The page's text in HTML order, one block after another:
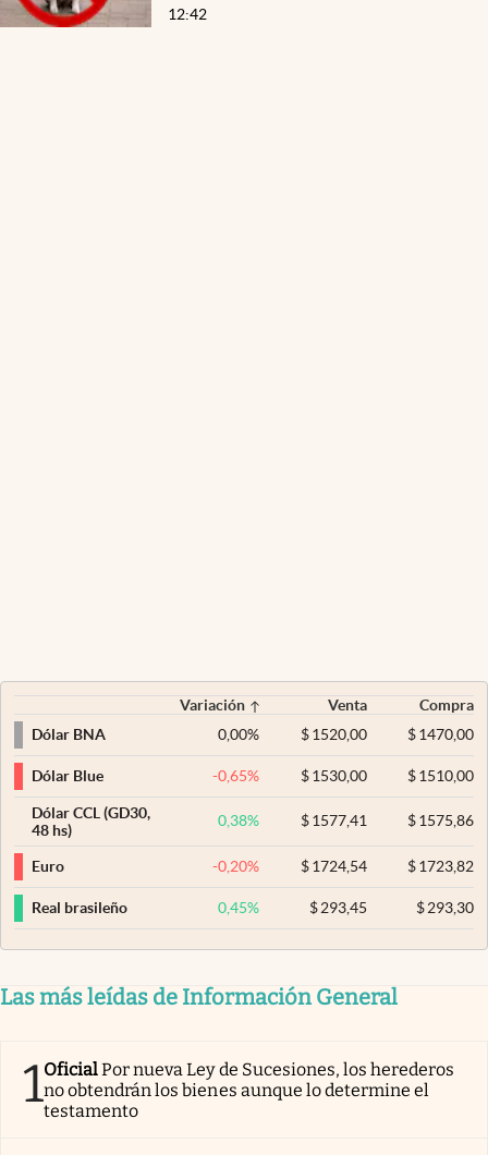
12:42
Variación Venta
Compra
Dólar BNA
0,00% $ 1520,00 $1470,00
Dólar Blue -0,65% $ 1530,00 $1510,00
Dólar CCL (GD30,
48 hs)
0,38% $ 1577,41 $1575,86
Euro -0,20% $ 1724,54 $1723,82
Real brasileño 0,45% $ 293,45 $293,30
Las más leídas de Información General
1OficialPor nueva Ley de Sucesiones, los herederos
no obtendrán los bienes aunque lo determine el
testamento